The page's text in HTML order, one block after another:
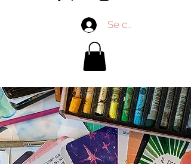
Se connecter